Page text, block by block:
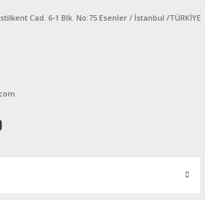
Cad. 6-1 Blk. No:75 Esenler / İstanbul /TÜRKİYE